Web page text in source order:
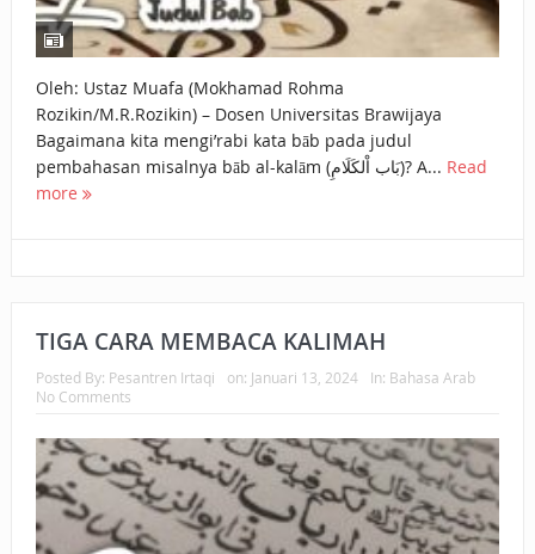
Oleh: Ustaz Muafa (Mokhamad Rohma
Rozikin/M.R.Rozikin) – Dosen Universitas Brawijaya
Bagaimana kita mengi’rabi kata bāb pada judul
pembahasan misalnya bāb al-kalām (بَاب اْلكَلَامِ)? A... Read
more
TIGA CARA MEMBACA KALIMAH
Posted By: Pesantren Irtaqi on: Januari 13, 2024 In: Bahasa Arab
No Comments